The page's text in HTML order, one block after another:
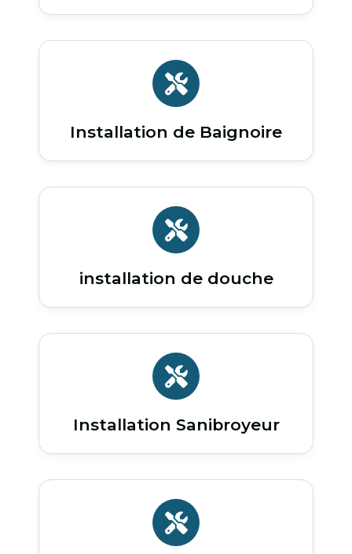
Installation de Baignoire
installation de douche
Installation Sanibroyeur